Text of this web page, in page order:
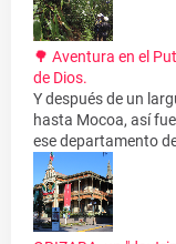
🌳 Aventura en el
de Dios.
Y después de un
hasta Mocoa, así
ese departamento